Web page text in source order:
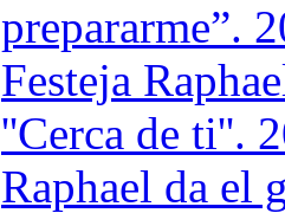
prepararme”.
Festeja
''Cerca de ti''.
Raphael da el